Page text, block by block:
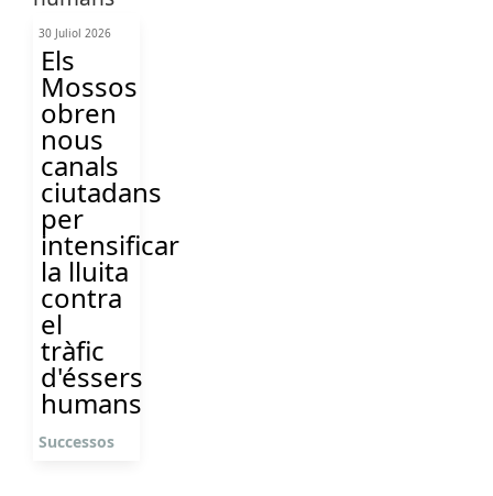
30 Juliol 2026
Els
Mossos
obren
nous
canals
ciutadans
per
intensificar
la lluita
contra
el
tràfic
d'éssers
humans
Successos